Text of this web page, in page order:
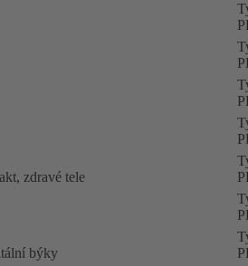
zdravé tele
býky